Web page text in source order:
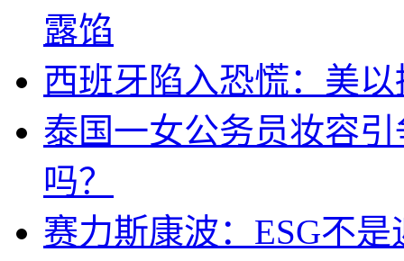
露馅
西班牙陷入恐慌：美
泰国一女公务员妆容
吗？
赛力斯康波：ESG不